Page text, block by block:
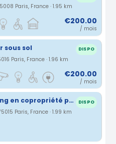
Paris, France · 1.95 km
€200.00
/ mois
sous sol DISPO
Paris, France · 1.96 km
€200.00
/ mois
Place de parking en copropriété proche Tour Eiffel DISPO
Paris, France · 1.99 km